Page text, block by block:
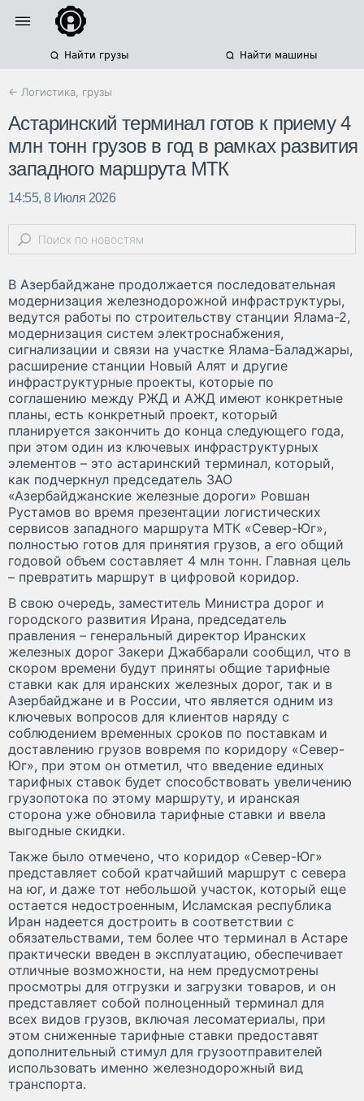
Найти грузы Найти машины
← Логистика, грузы
Астаринский терминал готов к приему 4
млн тонн грузов в год в рамках развития
западного маршрута МТК
14:55, 8 Июля 2026
В Азербайджане продолжается последовательная
модернизация железнодорожной инфраструктуры,
ведутся работы по строительству станции Ялама-2,
модернизация систем электроснабжения,
сигнализации и связи на участке Ялама-Баладжары,
расширение станции Новый Алят и другие
инфраструктурные проекты, которые по
соглашению между РЖД и АЖД имеют конкретные
планы, есть конкретный проект, который
планируется закончить до конца следующего года,
при этом один из ключевых инфраструктурных
элементов – это астаринский терминал, который,
как подчеркнул председатель ЗАО
«Азербайджанские железные дороги» Ровшан
Рустамов во время презентации логистических
сервисов западного маршрута МТК «Север-Юг»,
полностью готов для принятия грузов, а его общий
годовой объем составляет 4 млн тонн. Главная цель
– превратить маршрут в цифровой коридор.
В свою очередь, заместитель Министра дорог и
городского развития Ирана, председатель
правления – генеральный директор Иранских
железных дорог Закери Джаббарали сообщил, что в
скором времени будут приняты общие тарифные
ставки как для иранских железных дорог, так и в
Азербайджане и в России, что является одним из
ключевых вопросов для клиентов наряду с
соблюдением временных сроков по поставкам и
доставлению грузов вовремя по коридору «Север-
Юг», при этом он отметил, что введение единых
тарифных ставок будет способствовать увеличению
грузопотока по этому маршруту, и иранская
сторона уже обновила тарифные ставки и ввела
выгодные скидки.
Также было отмечено, что коридор «Север-Юг»
представляет собой кратчайший маршрут с севера
на юг, и даже тот небольшой участок, который еще
остается недостроенным, Исламская республика
Иран надеется достроить в соответствии с
обязательствами, тем более что терминал в Астаре
практически введен в эксплуатацию, обеспечивает
отличные возможности, на нем предусмотрены
просмотры для отгрузки и загрузки товаров, и он
представляет собой полноценный терминал для
всех видов грузов, включая лесоматериалы, при
этом сниженные тарифные ставки предоставят
дополнительный стимул для грузоотправителей
использовать именно железнодорожный вид
транспорта.